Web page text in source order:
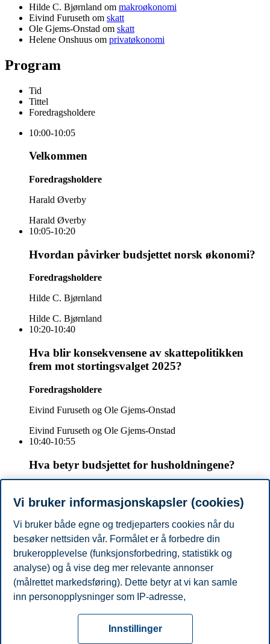
Hilde C. Bjørnland om makroøkonomi
Eivind Furuseth om skatt
Ole Gjems-Onstad om skatt
Helene Onshuus om privatøkonomi
Program
Tid
Tittel
Foredrags­holdere
10:00-10:05
Velkommen
Foredrags­holdere
Harald Øverby
Harald Øverby
10:05-10:20
Hvordan påvirker budsjettet norsk økonomi?
Foredrags­holdere
Hilde C. Bjørnland
Hilde C. Bjørnland
10:20-10:40
Hva blir konsekvensene av skattepolitikken
frem mot stortingsvalget 2025?
Foredrags­holdere
Eivind Furuseth og Ole Gjems-Onstad
Eivind Furuseth og Ole Gjems-Onstad
10:40-10:55
Hva betyr budsjettet for husholdningene?
Helene Onshuus
Helene Onshuus
10:55-11:00
Spørsmål fra publikum
Del artikkelen:
Tilgjengelighetserklæring
Vi bruker informasjonskapsler (cookies)
Vi bruker både egne og tredjeparters cookies når du
besøker nettsiden vår. Formålet er å forbedre din
brukeropplevelse (funksjonsforbedring, statistikk og
analyse) og å vise deg mer relevante annonser
(målrettet markedsføring). Dette betyr at vi kan samle
inn personopplysninger som IP-adresse,
cookies som er nødvendige for at nettsiden skal
fungere, kan du enten godta alle eller tilpasse ditt
Innstillinger